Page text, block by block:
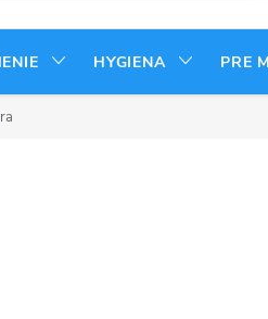
HYGIENA PRE